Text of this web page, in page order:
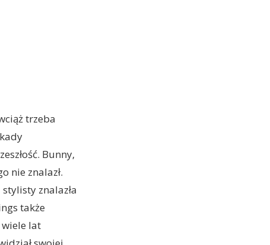
trzeba
Bunny,
nie znalazł.
znalazła
także
wiele lat